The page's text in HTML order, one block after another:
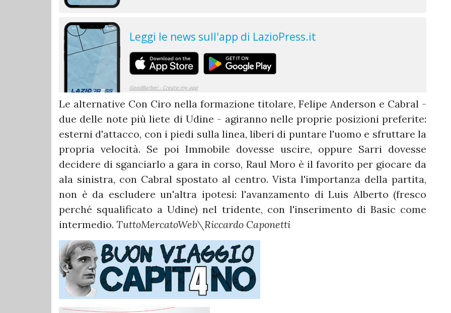
Le alternative Con Ciro nella formazione titolare, Felipe Anderson e Cabral -
due delle note più liete di Udine - agiranno nelle proprie posizioni preferite:
esterni d'attacco, con i piedi sulla linea, liberi di puntare l'uomo e sfruttare la
propria velocità. Se poi Immobile dovesse uscire, oppure Sarri dovesse
decidere di sganciarlo a gara in corso, Raul Moro è il favorito per giocare da
ala sinistra, con Cabral spostato al centro. Vista l'importanza della partita,
non è da escludere un'altra ipotesi: l'avanzamento di Luis Alberto (fresco
perché squalificato a Udine) nel tridente, con l'inserimento di Basic come
intermedio. TuttoMercatoWeb\Riccardo Caponetti